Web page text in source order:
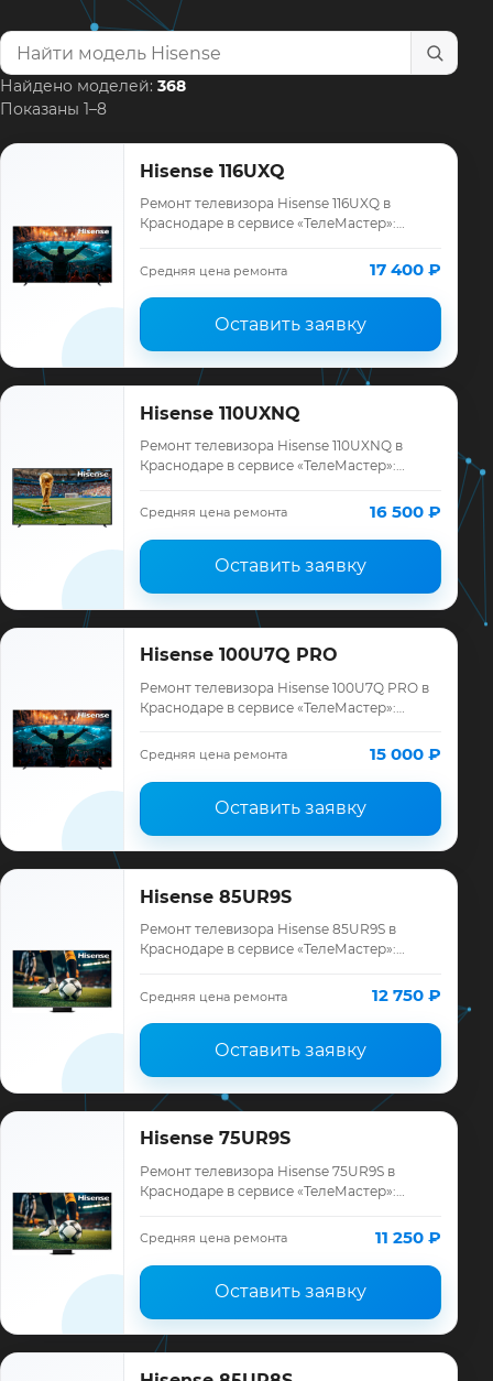
Найти модель телевизора
Найдено моделей: 368
Показаны 1–8
Hisense 116UXQ
Ремонт телевизора Hisense 116UXQ в
Краснодаре в сервисе «ТелеМастер»:
ремонта, запчасти и гарантия до 12
месяцев.
Средняя цена ремонта 17 400 ₽
Оставить заявку
Hisense 110UXNQ
Ремонт телевизора Hisense 110UXNQ в
Краснодаре в сервисе «ТелеМастер»:
ремонта, запчасти и гарантия до 12
Средняя цена ремонта 16 500 ₽
Оставить заявку
Hisense 100U7Q PRO
Ремонт телевизора Hisense 100U7Q PRO в
Краснодаре в сервисе «ТелеМастер»:
ремонта, запчасти и гарантия до 12
месяцев.
Средняя цена ремонта 15 000 ₽
Оставить заявку
Hisense 85UR9S
Ремонт телевизора Hisense 85UR9S в
Краснодаре в сервисе «ТелеМастер»:
ремонта, запчасти и гарантия до 12
месяцев.
Средняя цена ремонта 12 750 ₽
Оставить заявку
Hisense 75UR9S
Ремонт телевизора Hisense 75UR9S в
Краснодаре в сервисе «ТелеМастер»:
ремонта, запчасти и гарантия до 12
месяцев.
Средняя цена ремонта 11 250 ₽
Оставить заявку